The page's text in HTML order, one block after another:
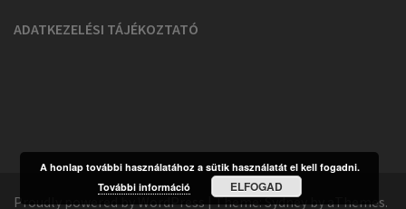
ADATKEZELÉSI TÁJÉKOZTATÓ
Proudly powered by WordPress|Theme:Sydneyby aThemes.
A honlap további használatához a sütik használatát el kell fogadni.
További információ
ELFOGAD